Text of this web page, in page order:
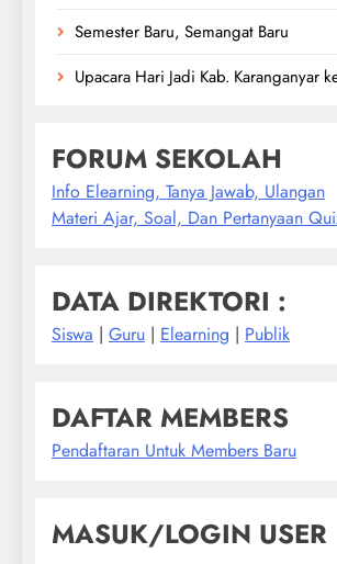
Semester Baru, Semangat Baru
Upacara Hari Jadi Kab. Karanganyar
FORUM SEKOLAH
Info Elearning, Tanya Jawab, Ulangan
Materi Ajar, Soal, Dan Pertanyaan
DATA DIREKTORI :
Siswa | Guru | Elearning | Publik
DAFTAR MEMBERS
Pendaftaran Untuk Members Baru
MASUK/LOGIN USER